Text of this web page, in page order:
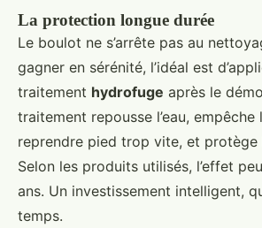
La protection longue durée
Le boulot ne s’arrête pas au
gagner en sérénité, l’idéal est
traitement hydrofuge après le
traitement repousse l’eau, empêche
reprendre pied trop vite, et protège
Selon les produits utilisés, l’effet
ans. Un investissement intelligent,
temps.